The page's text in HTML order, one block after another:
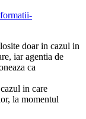
doar in cazul in
iar agentia de
ca
in care
la momentul